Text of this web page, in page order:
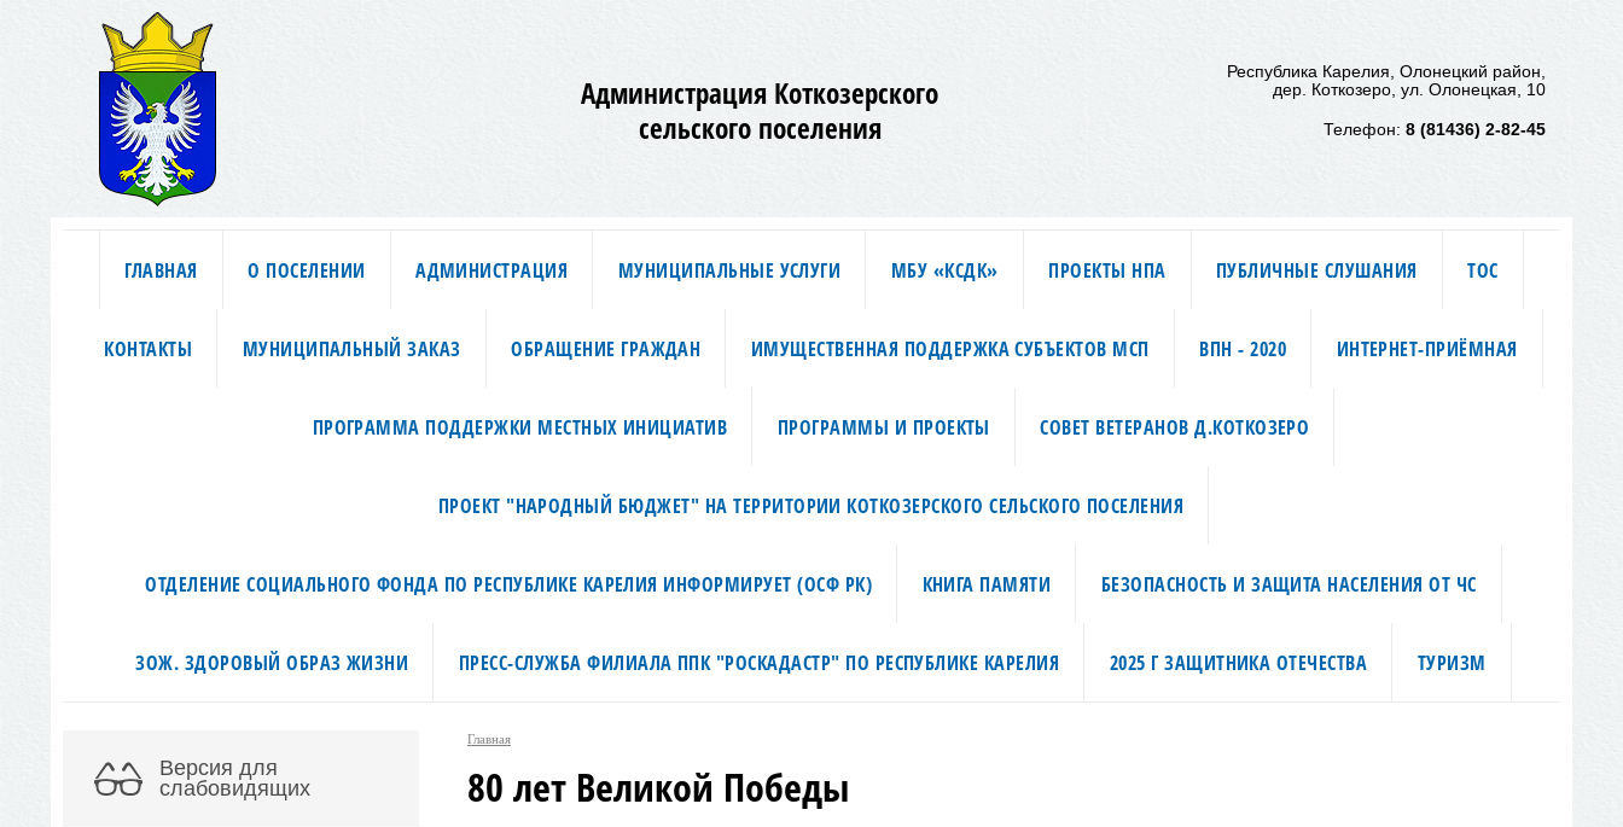
Администрация Коткозерского
сельского поселения
Республика Карелия, Олонецкий район,
дер. Коткозеро, ул. Олонецкая, 10
Телефон: 8 (81436) 2-82-45
ГЛАВНАЯ О ПОСЕЛЕНИИ АДМИНИСТРАЦИЯ МУНИЦИПАЛЬНЫЕ УСЛУГИ МБУ «КСДК» ПРОЕКТЫ НПА ПУБЛИЧНЫЕ СЛУШАНИЯ ТОС
КОНТАКТЫ МУНИЦИПАЛЬНЫЙ ЗАКАЗ ОБРАЩЕНИЕ ГРАЖДАН ИМУЩЕСТВЕННАЯ ПОДДЕРЖКА СУБЪЕКТОВ МСП ВПН - 2020 ИНТЕРНЕТ-ПРИЁМНАЯ
ПРОГРАММА ПОДДЕРЖКИ МЕСТНЫХ ИНИЦИАТИВ ПРОГРАММЫ И ПРОЕКТЫ СОВЕТ ВЕТЕРАНОВ Д.КОТКОЗЕРО
ПРОЕКТ "НАРОДНЫЙ БЮДЖЕТ" НА ТЕРРИТОРИИ КОТКОЗЕРСКОГО СЕЛЬСКОГО ПОСЕЛЕНИЯ
ОТДЕЛЕНИЕ СОЦИАЛЬНОГО ФОНДА ПО РЕСПУБЛИКЕ КАРЕЛИЯ ИНФОРМИРУЕТ (ОСФ РК) КНИГА ПАМЯТИ БЕЗОПАСНОСТЬ И ЗАЩИТА НАСЕЛЕНИЯ ОТ ЧС
ЗОЖ. ЗДОРОВЫЙ ОБРАЗ ЖИЗНИ ПРЕСС-СЛУЖБА ФИЛИАЛА ППК "РОСКАДАСТР" ПО РЕСПУБЛИКЕ КАРЕЛИЯ 2025 Г ЗАЩИТНИКА ОТЕЧЕСТВА ТУРИЗМ
Версия для
слабовидящих
Главная
80 лет Великой Победы